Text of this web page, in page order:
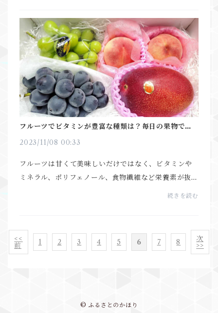
フルーツでビタミンが豊富な種類は？毎日の果物で健
2023/11/08 00:33
フルーツは甘くて美味しいだけではなく、ビタミンや
ミネラル、ポリフェノール、食物繊維など栄養素が抜群
の食べ物です。健康を気にしている方でサプリメント
続きを読む
<<
前 1 2 3 4 5 6 7 8 次
>>
© ふるさとのかほり